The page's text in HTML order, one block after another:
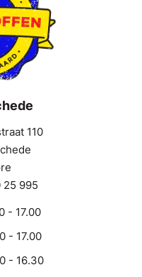
110
25 995
- 17.00
- 17.00
- 16.30